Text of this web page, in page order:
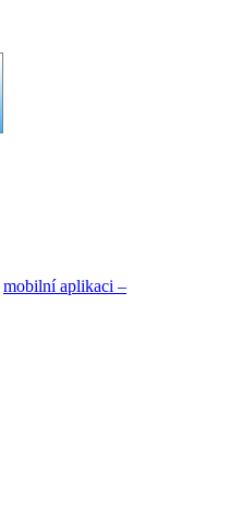
mobilní aplikaci –